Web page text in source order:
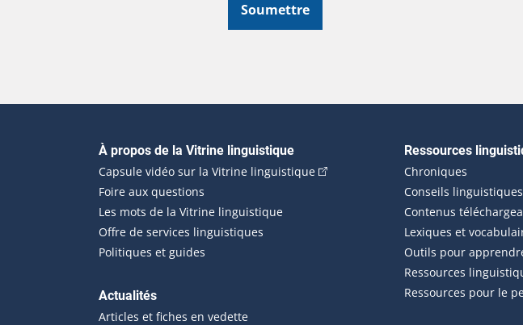
Soumettre
Navigation principale
À propos de la Vitrine linguistique
Capsule vidéo sur la Vitrine linguistique(Cet hyperlien externe s'ouvrira dans
Foire aux questions
Les mots de la Vitrine linguistique
Offre de services linguistiques
Politiques et guides
Actualités
Articles et fiches en vedette
Ressources
Chroniques
Conseils
Contenus
Lexiques et
Outils pour
Ressources
Ressources pour le